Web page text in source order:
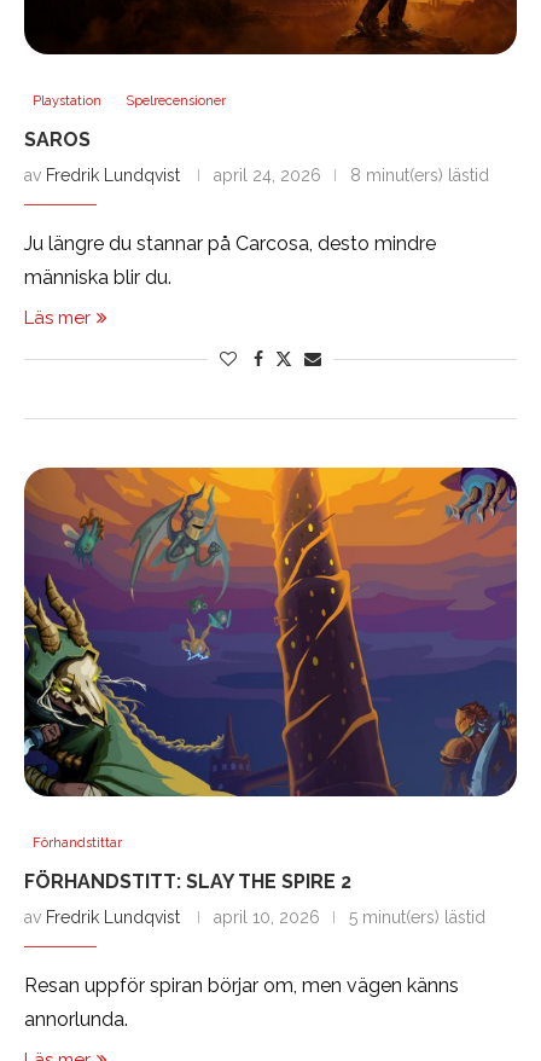
Playstation Spelrecensioner
SAROS
av Fredrik Lundqvist april 24, 2026 8 minut(ers) lästid
Ju längre du stannar på Carcosa, desto mindre
människa blir du.
Läs mer
Förhandstittar
FÖRHANDSTITT: SLAY THE SPIRE 2
av Fredrik Lundqvist april 10, 2026 5 minut(ers) lästid
Resan uppför spiran börjar om, men vägen känns
annorlunda.